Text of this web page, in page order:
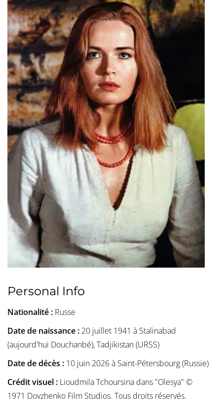
Personal Info
Nationalité : Russe
Date de naissance : 20 juillet 1941 à Stalinabad
(aujourd'hui Douchanbé), Tadjikistan (URSS)
Date de décès : 10 juin 2026 à Saint-Pétersbourg (Russie)
Crédit visuel : Lioudmila Tchoursina dans "Olesya" ©
1971 Dovzhenko Film Studios. Tous droits réservés.